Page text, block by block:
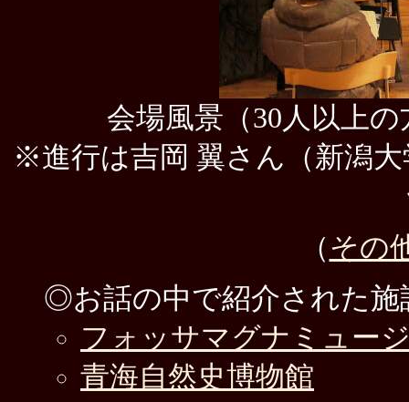
会場風景（30人以上
※進行は吉岡 翼さん（新潟
（ その
◎お話の中で紹介された施
フォッサマグナミュー
青海自然史博物館